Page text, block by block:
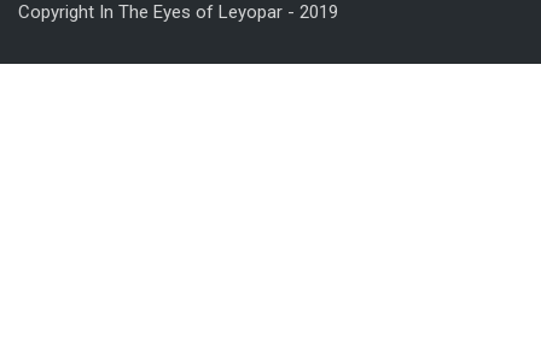
Copyright In The Eyes of Leyopar - 2019